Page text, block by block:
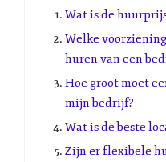
Wat is de
Welke
huren van een
Hoe groot moet
mijn bedrijf?
Wat is de beste
Zijn er flexibele